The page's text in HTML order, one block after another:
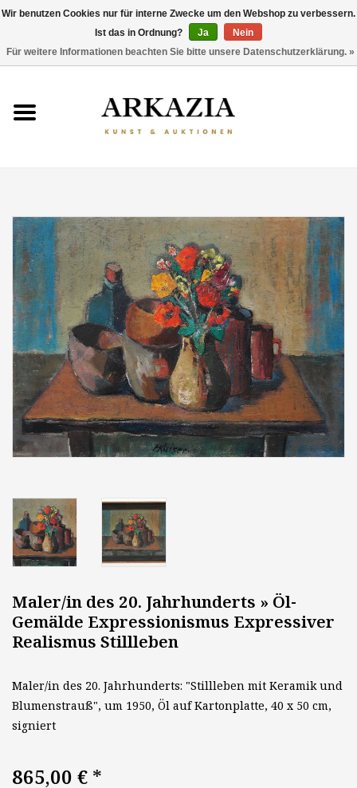
AKTUELLER KATALOG
THEMEN
ENTDECKEN
Maler/in des 20. Jahrhunderts » Öl-
Gemälde Expressionismus Expressiver
Realismus Stillleben
Maler/in des 20. Jahrhunderts: "Stillleben mit Keramik und
Blumenstrauß", um 1950, Öl auf Kartonplatte, 40 x 50 cm,
signiert
865,00 € *
Wir benutzen Cookies nur für interne Zwecke um den Webshop zu verbessern.
Ist das in Ordnung?
Ja
Nein
Für weitere Informationen beachten Sie bitte unsere Datenschutzerklärung. »